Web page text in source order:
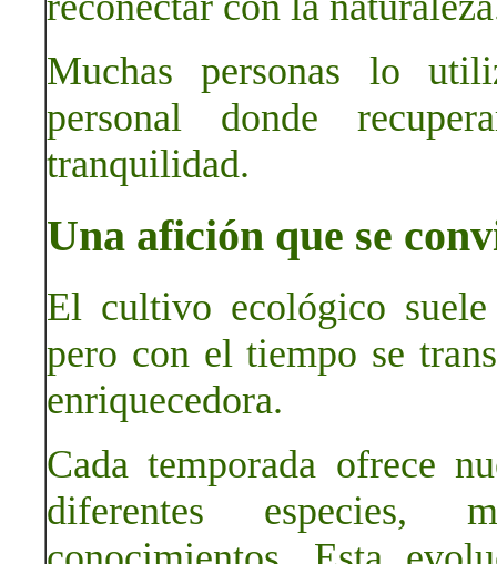
Muchas personas lo
personal donde
tranquilidad.
Una afición que se
El cultivo ecológico
pero con el tiempo se
enriquecedora.
Cada temporada ofrece
diferentes especies,